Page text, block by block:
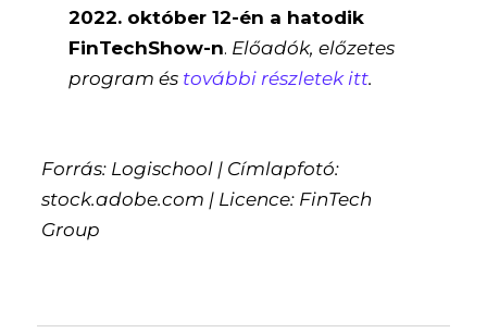
2022. október 12-én a hatodik
FinTechShow-n. Előadók, előzetes
program és további részletek itt.
Forrás: Logischool | Címlapfotó:
stock.adobe.com | Licence: FinTech
Group